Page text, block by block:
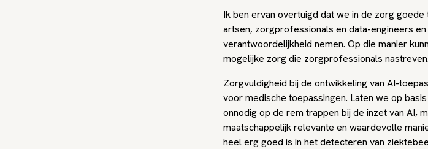
Ik ben ervan overtuigd dat we in de zorg
artsen, zorgprofessionals en data-engineers
verantwoordelijkheid nemen. Op die manier
mogelijke zorg die zorgprofessionals nastreven.
Zorgvuldigheid bij de ontwikkeling van AI-
voor medische toepassingen. Laten we op
onnodig op de rem trappen bij de inzet van AI,
maatschappelijk relevante en waardevolle
heel erg goed is in het detecteren van